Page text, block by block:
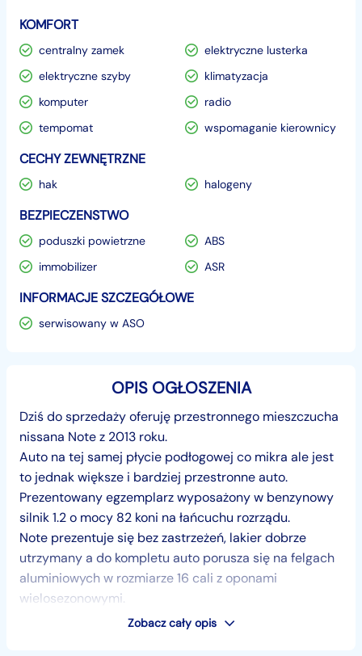
KOMFORT
centralny zamek
elektryczne lusterka
elektryczne szyby
klimatyzacja
komputer
radio
tempomat
wspomaganie kierownicy
CECHY ZEWNĘTRZNE
hak halogeny
BEZPIECZENSTWO
poduszki powietrzne
ABS
immobilizer
ASR
INFORMACJE SZCZEGÓŁOWE
serwisowany w ASO
OPIS OGŁOSZENIA
Dziś do sprzedaży oferuję przestronnego mieszczucha
nissana Note z 2013 roku.
Auto na tej samej płycie podłogowej co mikra ale jest
to jednak większe i bardziej przestronne auto.
Prezentowany egzemplarz wyposażony w benzynowy
silnik 1.2 o mocy 82 koni na łańcuchu rozrządu.
Note prezentuje się bez zastrzeżeń, lakier dobrze
utrzymany a do kompletu auto porusza się na felgach
aluminiowych w rozmiarze 16 cali z oponami
wielosezonowymi.
Zobacz cały opis